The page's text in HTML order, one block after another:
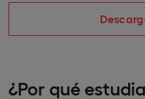
¿Por qué